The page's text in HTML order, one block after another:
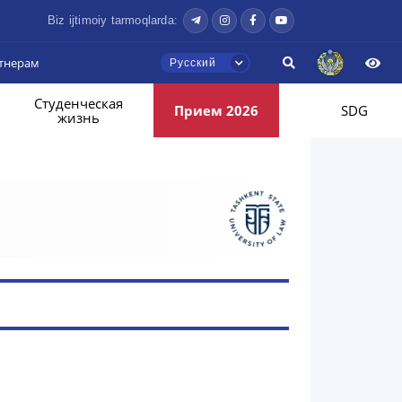
Biz ijtimoiy tarmoqlarda:
Русский
Студенческая
жизнь
Прием 2026 SDG